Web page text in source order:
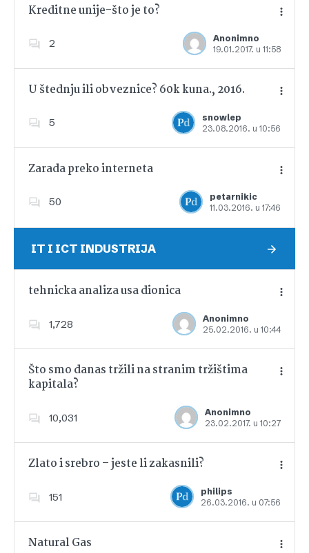
Kreditne unije-što je to?
2
Anonimno
19.01.2017. u 11:58
Dodajte u favorite
U štednju ili obveznice? 60k kuna., 2016.
5
snowlep
23.08.2016. u 10:56
Dodajte u favorite
Zarada preko interneta
50
petarnikic
11.03.2016. u 17:46
Dodajte u favorite
IT I ICT INDUSTRIJA
tehnicka analiza usa dionica
1,728
Anonimno
25.02.2016. u 10:44
Dodajte u favorite
Što smo danas tržili na stranim tržištima
kapitala?
10,031
Anonimno
23.02.2017. u 10:27
Dodajte u favorite
Zlato i srebro – jeste li zakasnili?
151
philips
26.03.2016. u 07:56
Dodajte u favorite
Natural Gas